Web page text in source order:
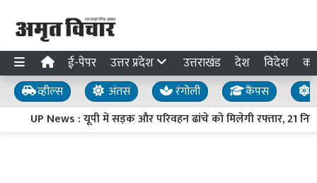
ई-पेपर उत्तर प्रदेश उत्तराखंड देश विदेश
व्हील्स अंतस रंगोली कैंपस
UP News : यूपी में सड़क और परिवहन ढांचे को मिलेगी रफ्तार, 21